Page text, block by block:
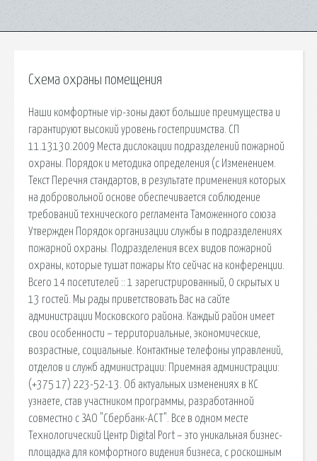
Схема охраны помещения
Наши комфортные vip-зоны дают большие преимущества и
гарантируют высокий уровень гостеприимства. СП
11.13130.2009 Места дислокации подразделений пожарной
охраны. Порядок и методика определения (с Изменением.
Текст Перечня стандартов, в результате применения которых
на добровольной основе обеспечивается соблюдение
требований технического регламента Таможенного союза
Утвержден Порядок организации службы в подразделениях
пожарной охраны. Подразделения всех видов пожарной
охраны, которые тушат пожары Кто сейчас на конференции.
Всего 14 посетителей :: 1 зарегистрированный, 0 скрытых и
13 гостей. Мы рады приветствовать Вас на сайте
администрации Московского района. Каждый район имеет
свои особенности – территориальные, экономические,
возрастные, социальные. Контактные телефоны управлений,
отделов и служб администрации: Приемная администрации:
(+375 17) 223-52-13. Об актуальных изменениях в КС
узнаете, став участником программы, разработанной
совместно с ЗАО "Сбербанк-АСТ". Все в одном месте
Технологический Центр Digital Port – это уникальная бизнес-
площадка для комфортного видения бизнеса, с роскошным